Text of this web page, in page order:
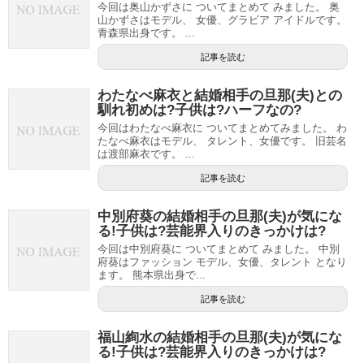
今回は奥山かずさに ついてまとめて みました。 奥
山かずさはモデル、 女優、グラビア アイドルです。
青森県出身です。 ...
記事を読む
わたなべ麻衣と結婚相手の旦那(夫)との
馴れ初めは?子供は?ハーフなの?
今回はわたなべ麻衣に ついてまとめてみました。 わ
たなべ麻衣はモデル、 タレント、女優です。 旧芸名
は渡部麻衣です。 ...
記事を読む
中別府葵の結婚相手の旦那(夫)が気にな
る!子供は?芸能界入りのきっかけは?
今回は中別府葵に ついてまとめて みました。 中別
府葵はファッション モデル、女優、タレント となり
ます。 熊本県出身で...
記事を読む
福山絢水の結婚相手の旦那(夫)が気にな
る!子供は?芸能界入りのきっかけは?